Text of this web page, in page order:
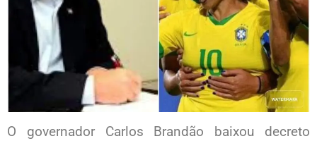
O governador Carlos Brandão baixou decreto